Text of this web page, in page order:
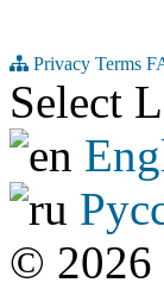
Privacy Terms
Select
© 2026